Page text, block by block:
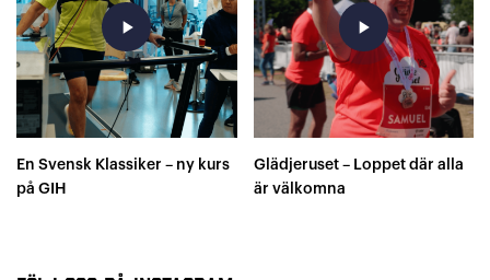
play_arrow
En Svensk Klassiker – ny kurs
på GIH
play_arrow
Glädjeruset – Loppet där alla
är välkomna